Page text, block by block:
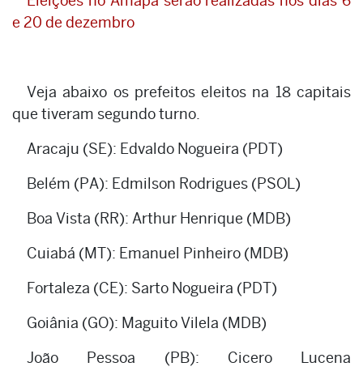
e 20 de dezembro
Veja abaixo os prefeitos eleitos na 18 capitais
que tiveram segundo turno.
Aracaju (SE): Edvaldo Nogueira (PDT)
Belém (PA): Edmilson Rodrigues (PSOL)
Boa Vista (RR): Arthur Henrique (MDB)
Cuiabá (MT): Emanuel Pinheiro (MDB)
Fortaleza (CE): Sarto Nogueira (PDT)
Goiânia (GO): Maguito Vilela (MDB)
João Pessoa (PB): Cicero Lucena